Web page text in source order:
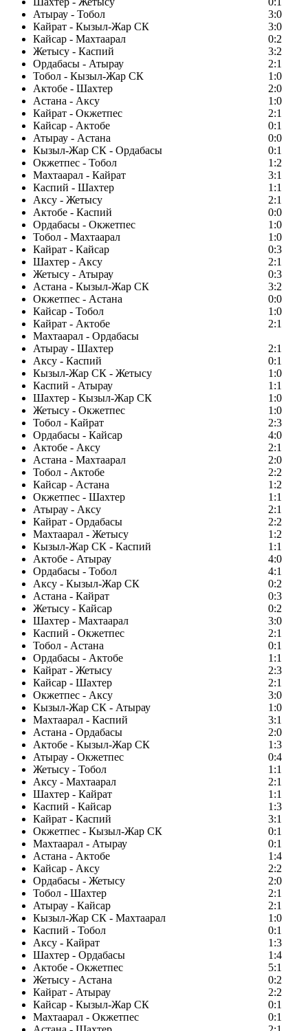
Атырау - Тобол
3:0
Кайрат - Кызыл-Жар СК
3:0
Кайсар - Махтаарал
0:2
Жетысу - Каспий
3:2
Ордабасы - Атырау
2:1
Тобол - Кызыл-Жар СК
1:0
Актобе - Шахтер
2:0
Астана - Аксу
1:0
Кайрат - Окжетпес
2:1
Кайсар - Актобе
0:1
Атырау - Астана
0:0
Кызыл-Жар СК - Ордабасы
0:1
Окжетпес - Тобол
1:2
Махтаарал - Кайрат
3:1
Каспий - Шахтер
1:1
Аксу - Жетысу
2:1
Актобе - Каспий
0:0
Ордабасы - Окжетпес
1:0
Тобол - Махтаарал
1:0
Кайрат - Кайсар
0:3
Шахтер - Аксу
2:1
Жетысу - Атырау
0:3
Астана - Кызыл-Жар СК
3:2
Окжетпес - Астана
0:0
Кайсар - Тобол
1:0
Кайрат - Актобе
2:1
Махтаарал - Ордабасы
Атырау - Шахтер
2:1
Аксу - Каспий
0:1
Кызыл-Жар СК - Жетысу
1:0
Каспий - Атырау
1:1
Шахтер - Кызыл-Жар СК
1:0
Жетысу - Окжетпес
1:0
Тобол - Кайрат
2:3
Ордабасы - Кайсар
4:0
Актобе - Аксу
2:1
Астана - Махтаарал
2:0
Тобол - Актобе
2:2
Кайсар - Астана
1:2
Окжетпес - Шахтер
1:1
Атырау - Аксу
2:1
Кайрат - Ордабасы
2:2
Махтаарал - Жетысу
1:2
Кызыл-Жар СК - Каспий
1:1
Актобе - Атырау
4:0
Ордабасы - Тобол
4:1
Аксу - Кызыл-Жар СК
0:2
Астана - Кайрат
0:3
Жетысу - Кайсар
0:2
Шахтер - Махтаарал
3:0
Каспий - Окжетпес
2:1
Тобол - Астана
0:1
Ордабасы - Актобе
1:1
Кайрат - Жетысу
2:3
Кайсар - Шахтер
2:1
Окжетпес - Аксу
3:0
Кызыл-Жар СК - Атырау
1:0
Махтаарал - Каспий
3:1
Астана - Ордабасы
2:0
Актобе - Кызыл-Жар СК
1:3
Атырау - Окжетпес
0:4
Жетысу - Тобол
1:1
Аксу - Махтаарал
2:1
Шахтер - Кайрат
1:1
Каспий - Кайсар
1:3
Кайрат - Каспий
3:1
Окжетпес - Кызыл-Жар СК
0:1
Махтаарал - Атырау
0:1
Астана - Актобе
1:4
Кайсар - Аксу
2:2
Ордабасы - Жетысу
2:0
Тобол - Шахтер
2:1
Атырау - Кайсар
2:1
Кызыл-Жар СК - Махтаарал
1:0
Каспий - Тобол
0:1
Аксу - Кайрат
1:3
Шахтер - Ордабасы
1:4
Актобе - Окжетпес
5:1
Жетысу - Астана
0:2
Кайрат - Атырау
2:2
Кайсар - Кызыл-Жар СК
0:1
Махтаарал - Окжетпес
0:1